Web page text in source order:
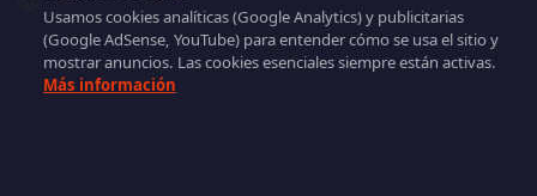
Aviso Legal
Política de Cookies
Gestión de cookies
Usamos cookies analíticas (Google Analytics) y publicitarias
(Google AdSense, YouTube) para entender cómo se usa el sitio y
mostrar anuncios. Las cookies esenciales siempre están activas.
Más información